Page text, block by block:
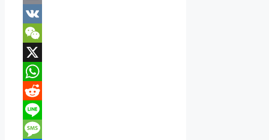
Email
VK
WeChat
X
WhatsApp
Reddit
Line